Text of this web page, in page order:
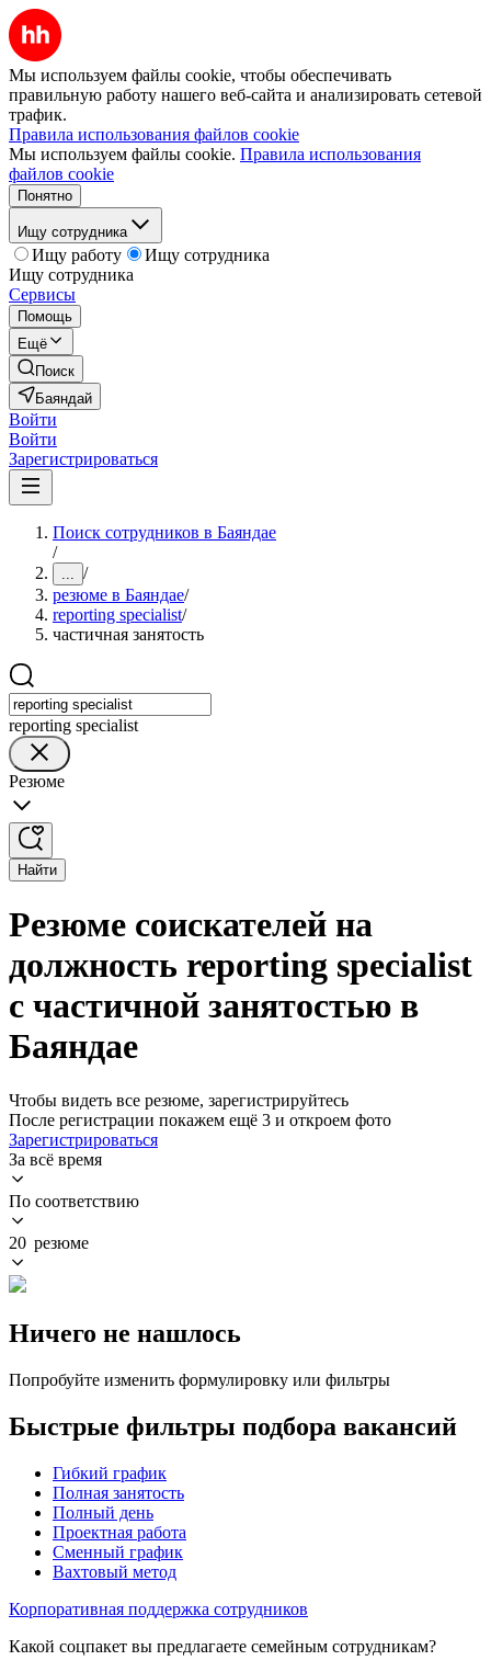
Мы используем файлы cookie, чтобы обеспечивать
правильную работу нашего веб-сайта и анализировать сетевой
трафик.
Правила использования файлов cookie
Мы используем файлы cookie. Правила использования
файлов cookie
Понятно
Ищу сотрудника
Ищу работу
Ищу сотрудника
Ищу сотрудника
Сервисы
Помощь
Ещё
Поиск
Баяндай
Войти
Войти
Зарегистрироваться
Поиск сотрудников в Баяндае
/
... /
резюме в Баяндае/
reporting specialist/
частичная занятость
reporting specialist
Резюме
Найти
Резюме соискателей на
должность reporting specialist
с частичной занятостью в
Баяндае
Чтобы видеть все резюме, зарегистрируйтесь
После регистрации покажем ещё 3 и откроем фото
Зарегистрироваться
За всё время
По соответствию
20 резюме
Ничего не нашлось
Попробуйте изменить формулировку или фильтры
Быстрые фильтры подбора вакансий
Гибкий график
Полная занятость
Полный день
Проектная работа
Сменный график
Вахтовый метод
Корпоративная поддержка сотрудников
Какой соцпакет вы предлагаете семейным сотрудникам?